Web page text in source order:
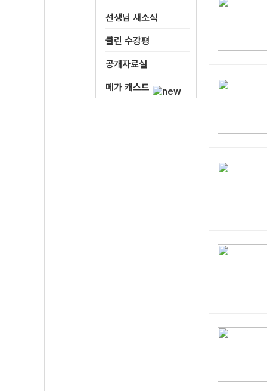
선생님 새소식
클린 수강평
공개자료실
메가 캐스트